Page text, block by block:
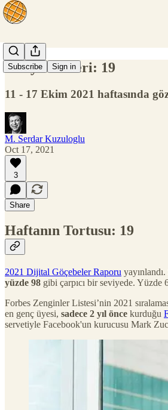
Subscribe Sign in
Dünya Halleri: 19
11 - 17 Ekim 2021 haftasında
M. Serdar Kuzuloglu
Oct 17, 2021
3
Share
Haftanın Tortusu: 19
2021 Dijital Göçebeler Raporu
yüzde 98 gibi çarpıcı bir seviyede. Yüzde
Forbes Zenginler Listesi’nin 2021
en genç üyesi, sadece 2 yıl önce kurduğu
servetiyle Facebook'un kurucusu Mark